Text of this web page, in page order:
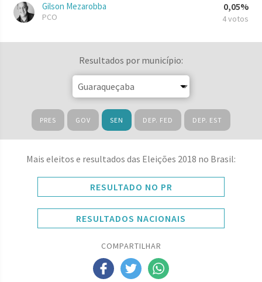
Gilson Mezarobba
PCO
0,05%
4 votos
Resultados por município:
PRES GOV SEN DEP. FED DEP. EST
Mais eleitos e resultados das Eleições 2018 no Brasil:
RESULTADO NO PR
RESULTADOS NACIONAIS
COMPARTILHAR